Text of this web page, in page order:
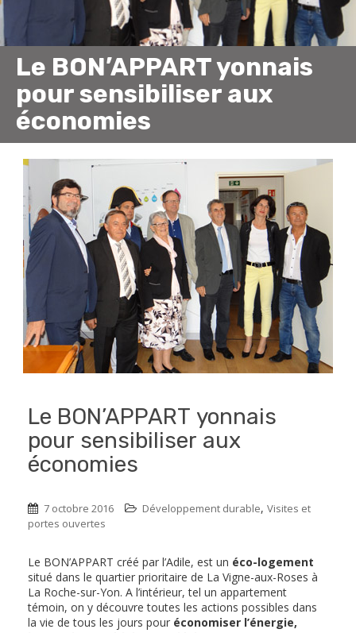
Le BON’APPART yonnais
pour sensibiliser aux
économies
Le BON’APPART yonnais
pour sensibiliser aux
économies
7 octobre 2016 Développement durable, Visites et
portes ouvertes
Le BON’APPART créé par l’Adile, est un éco-logement
situé dans le quartier prioritaire de La Vigne-aux-Roses à
La Roche-sur-Yon. A l’intérieur, tel un appartement
témoin, on y découvre toutes les actions possibles dans
la vie de tous les jours pour économiser l’énergie,